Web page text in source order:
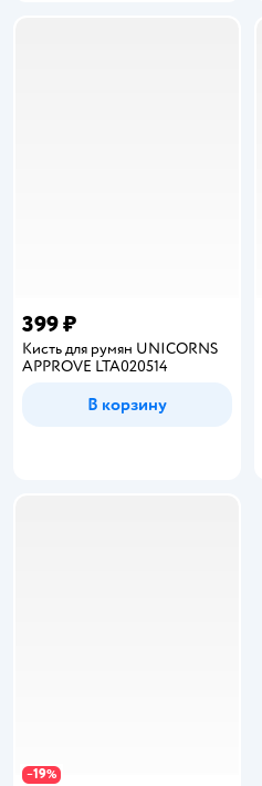
399 ₽
Кисть для румян UNICORNS
APPROVE LTA020514
В корзину
−19%